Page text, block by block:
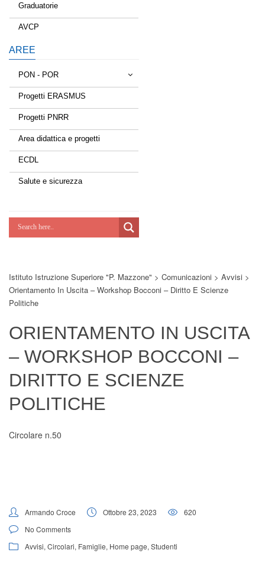
Graduatorie
AVCP
AREE
PON - POR
Tessere la rete
Estate a scuola
Scuola d'estate
Lab Green
Potenziamoci
Digital Board
Progetti ERASMUS
Progetti PNRR
Area didattica e progetti
ECDL
Salute e sicurezza
Istituto Istruzione Superiore "P. Mazzone" > Comunicazioni > Avvisi >
Orientamento In Uscita – Workshop Bocconi – Diritto E Scienze
Politiche
ORIENTAMENTO IN USCITA
– WORKSHOP BOCCONI –
DIRITTO E SCIENZE
POLITICHE
Circolare n.50
Armando Croce Ottobre 23, 2023
620
No Comments
Avvisi, Circolari, Famiglie, Home page, Studenti